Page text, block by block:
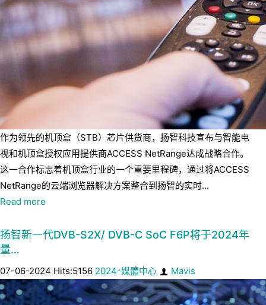
作为领先的机顶盒（STB）芯片供货商，扬智科技宣布与智能电
视和机顶盒授权应用提供商ACCESS NetRange达成战略合作。
这一合作标志着机顶盒行业的一个重要里程碑，通过将ACCESS
NetRange的云端浏览器解决方案整合到扬智的实时...
Read more
扬智新一代DVB-S2X/ DVB-C SoC F6P将于2024年
量…
07-06-2024 Hits:5156 2024-媒體中心 Mavis